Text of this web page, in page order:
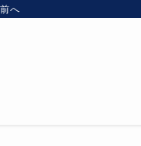
へ